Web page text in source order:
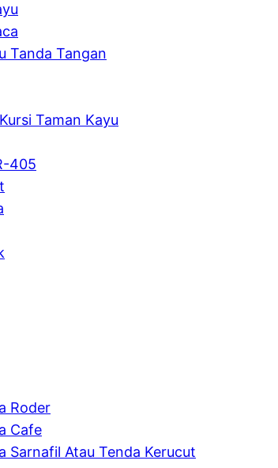
Tanda Tangan
Taman Kayu
405
Roder
Cafe
Sarnafil Atau Tenda Kerucut